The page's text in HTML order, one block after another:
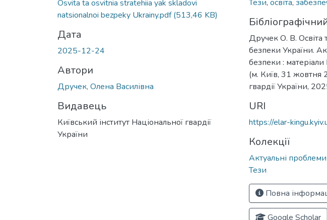
Osvita ta osvitnia stratehiia yak skladovi
natsionalnoi bezpeky Ukrainy.pdf(513,46 KB)
Дата
2025-12-24
Автори
Дручек, Олена Василівна
Видавець
Київський інститут Національної гвардії
України
Тези, освіта,
Дручек О. В. Освіта
безпеки України.
безпеки : матеріали
(м. Київ, 31 жовтня
гвардії України,
URI
https://elar-
Колекції
Актуальні
Тези
Повна
Google Scholar